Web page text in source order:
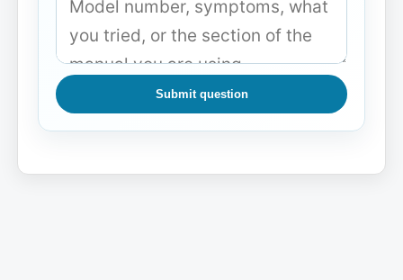
Submit question